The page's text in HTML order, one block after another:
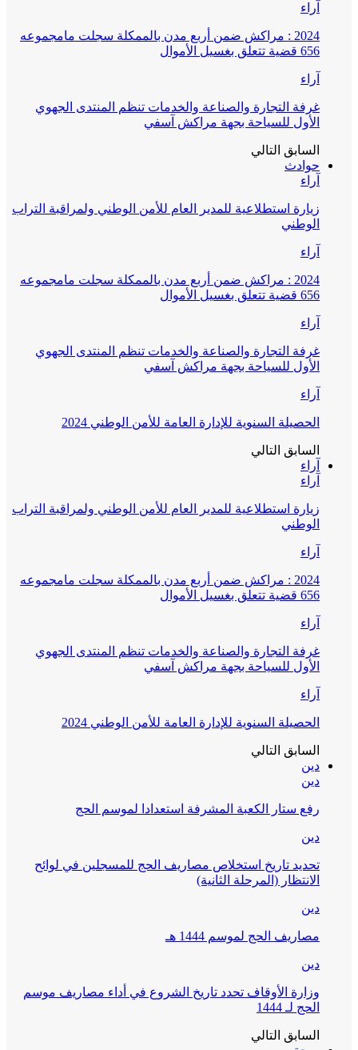
آراء
2024 : مراكش ضمن أربع مدن بالممكلة سجلت مامجموعه
656 قضية تتعلق بغسيل الأموال
آراء
غرفة التجارة والصناعة والخدمات تنظم المنتدى الجهوي
الأول للسياحة بجهة مراكش آسفي
السابق التالي
حوادث
آراء
زيارة استطلاعية للمدير العام للأمن الوطني ولمراقبة التراب
الوطني
آراء
2024 : مراكش ضمن أربع مدن بالممكلة سجلت مامجموعه
656 قضية تتعلق بغسيل الأموال
آراء
غرفة التجارة والصناعة والخدمات تنظم المنتدى الجهوي
الأول للسياحة بجهة مراكش آسفي
آراء
الحصيلة السنوية للإدارة العامة للأمن الوطني 2024
السابق التالي
آراء
آراء
زيارة استطلاعية للمدير العام للأمن الوطني ولمراقبة التراب
الوطني
آراء
2024 : مراكش ضمن أربع مدن بالممكلة سجلت مامجموعه
656 قضية تتعلق بغسيل الأموال
آراء
غرفة التجارة والصناعة والخدمات تنظم المنتدى الجهوي
الأول للسياحة بجهة مراكش آسفي
آراء
الحصيلة السنوية للإدارة العامة للأمن الوطني 2024
السابق التالي
دين
دين
رفع ستار الكعبة المشرفة استعدادا لموسم الحج
دين
تحديد تاريخ استخلاص مصاريف الحج للمسجلين في لوائح
الانتظار (المرحلة الثانية)
دين
مصاريف الحج لموسم 1444 هـ
دين
وزارة الأوقاف تحدد تاريخ الشروع في أداء مصاريف موسم
الحج لـ 1444
السابق التالي